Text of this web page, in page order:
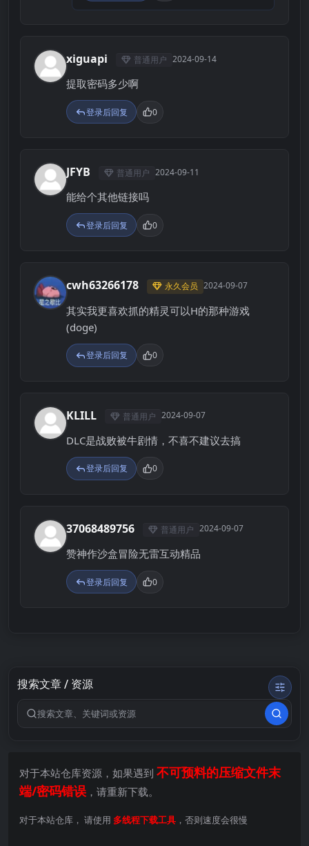
X xiguapi 普通用户 2024-09-14
提取密码多少啊
登录后回复 0
J JFYB 普通用户 2024-09-11
能给个其他链接吗
登录后回复 0
C cwh63266178 永久会员 2024-09-07
其实我更喜欢抓的精灵可以H的那种游戏
(doge)
登录后回复 0
K KLILL 普通用户 2024-09-07
DLC是战败被牛剧情，不喜不建议去搞
登录后回复 0
3 37068489756 普通用户 2024-09-07
赞神作沙盒冒险无雷互动精品
登录后回复 0
搜索文章 / 资源
搜索关键词
对于本站仓库资源，如果遇到 不可预料的压缩文件末
端/密码错误 ，请重新下载。
对于本站仓库， 请使用 多线程下载工具 ，否则速度会很慢